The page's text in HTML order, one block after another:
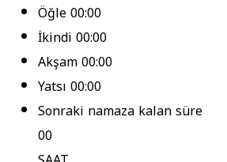
Öğle00:00
İkindi00:00
Akşam00:00
Yatsı00:00
Sonraki namaza kalan süre
00